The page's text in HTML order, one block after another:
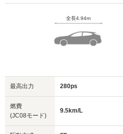
全長4.94m
最高出力 280ps
燃費
(JC08モード)
9.5km/L